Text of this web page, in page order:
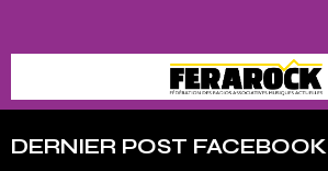
DERNIER POST FACEBOOK